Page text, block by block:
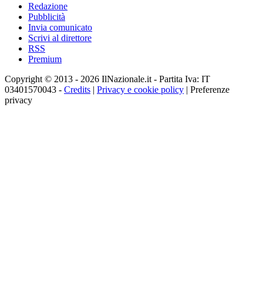
Redazione
Pubblicità
Invia comunicato
Scrivi al direttore
RSS
Premium
Copyright © 2013 - 2026 IlNazionale.it - Partita Iva: IT
03401570043 - Credits | Privacy e cookie policy | Preferenze
privacy